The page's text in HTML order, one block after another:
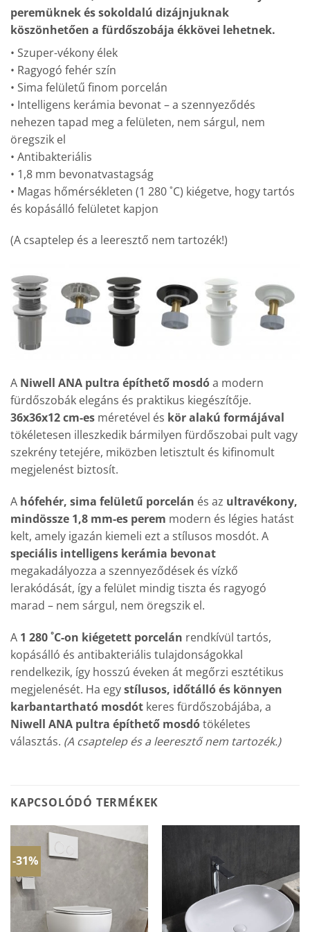
peremüknek és sokoldalú dizájnjuknak
köszönhetően a fürdőszobája ékkövei lehetnek.
• Szuper-vékony élek
• Ragyogó fehér szín
• Sima felületű finom porcelán
• Intelligens kerámia bevonat – a szennyeződés
nehezen tapad meg a felületen, nem sárgul, nem
öregszik el
• Antibakteriális
• 1,8 mm bevonatvastagság
• Magas hőmérsékleten (1 280 ˚C) kiégetve, hogy tartós
és kopásálló felületet kapjon
(A csaptelep és a leeresztő nem tartozék!)
A Niwell ANA pultra építhető mosdóa modern
fürdőszobák elegáns és praktikus kiegészítője.
36x36x12 cm-es méretével és kör alakú formájával
tökéletesen illeszkedik bármilyen fürdőszobai pult vagy
szekrény tetejére, miközben letisztult és kifinomult
megjelenést biztosít.
A hófehér, sima felületű porcelán és az ultravékony,
mindössze 1,8 mm-es perem modern és légies hatást
kelt, amely igazán kiemeli ezt a stílusos mosdót. A
speciális intelligens kerámia bevonat
megakadályozza a szennyeződések és vízkő
lerakódását, így a felület mindig tiszta és ragyogó
marad – nem sárgul, nem öregszik el.
A 1 280 ˚C-on kiégetett porcelán rendkívül tartós,
kopásálló és antibakteriális tulajdonságokkal
rendelkezik, így hosszú éveken át megőrzi esztétikus
megjelenését. Ha egystílusos, időtálló és könnyen
karbantartható mosdót keres fürdőszobájába, a
Niwell ANA pultra építhető mosdótökéletes
választás. (A csaptelep és a leeresztő nem tartozék.)
KAPCSOLÓDÓ TERMÉKEK
-31%